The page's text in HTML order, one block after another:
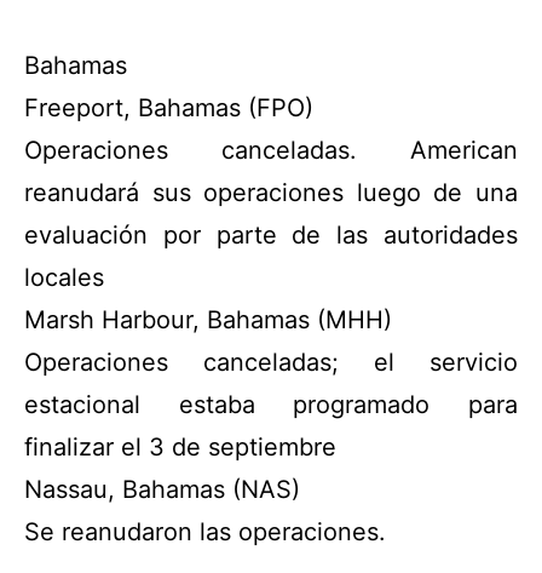
Bahamas
Freeport, Bahamas (FPO)
Operaciones canceladas. American
reanudará sus operaciones luego de una
evaluación por parte de las autoridades
locales
Marsh Harbour, Bahamas (MHH)
Operaciones canceladas; el servicio
estacional estaba programado para
finalizar el 3 de septiembre
Nassau, Bahamas (NAS)
Se reanudaron las operaciones.